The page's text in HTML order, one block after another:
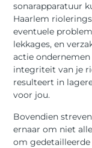
sonarapparatuur
Haarlem
eventuele
lekkages, en
actie
integriteit van je
resulteert in
voor jou.
Bovendien
ernaar om niet
om